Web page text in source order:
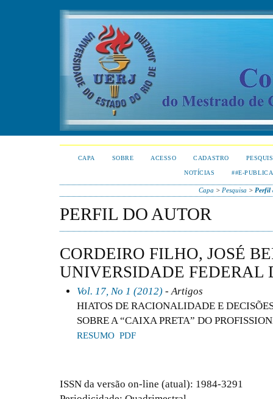
CAPA SOBRE ACESSO CADASTRO
NOTÍCIAS ##E-
Capa > Pesquisa > Perfil
PERFIL DO AUTOR
CORDEIRO FILHO, JOSÉ
UNIVERSIDADE FEDERAL
Vol. 17, No 1 (2012) - Artigos
HIATOS DE RACIONALIDADE E
SOBRE A “CAIXA PRETA” DO
RESUMO PDF
ISSN da versão on-line (atual): 1984-3291